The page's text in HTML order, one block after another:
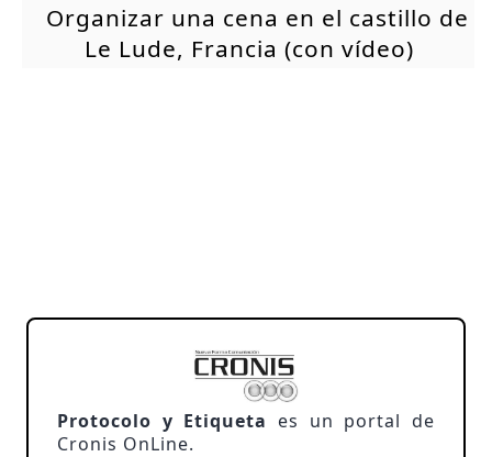
Organizar una cena en el castillo de
Le Lude, Francia (con vídeo)
Protocolo y Etiqueta es un portal de
Cronis OnLine.